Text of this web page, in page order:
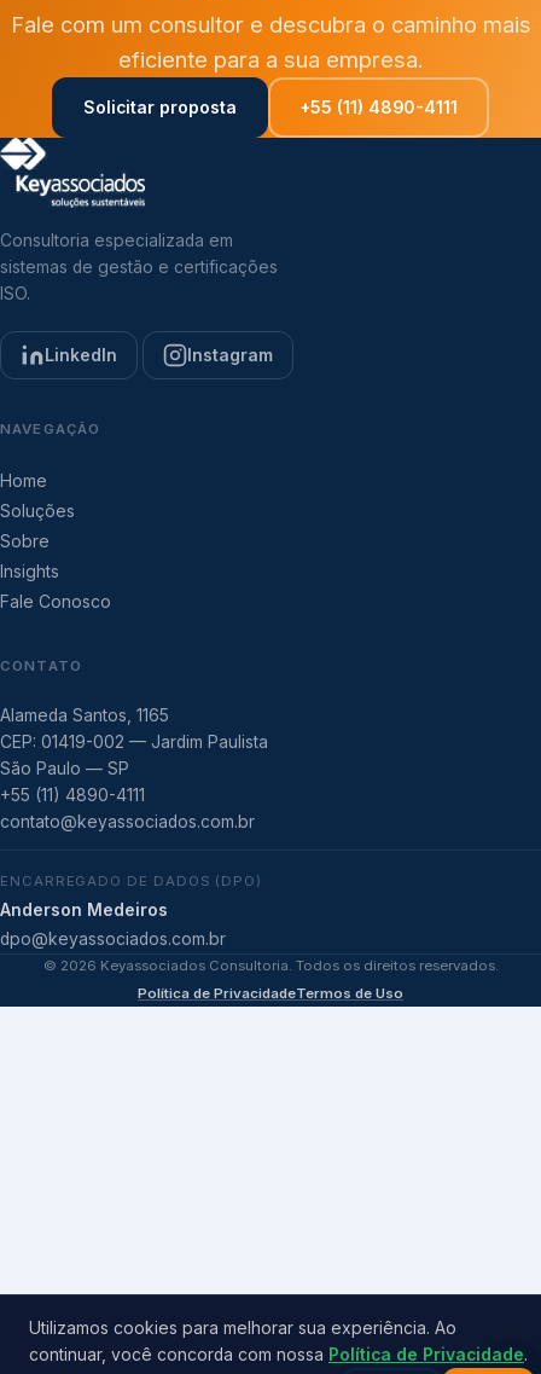
Fale com um consultor e descubra o caminho mais
eficiente para a sua empresa.
Solicitar proposta +55 (11) 4890-4111
Consultoria especializada em
sistemas de gestão e certificações
ISO.
LinkedIn Instagram
NAVEGAÇÃO
Home
Soluções
Sobre
Insights
Fale Conosco
CONTATO
Alameda Santos, 1165
CEP: 01419-002 — Jardim Paulista
São Paulo — SP
+55 (11) 4890-4111
contato@keyassociados.com.br
ENCARREGADO DE DADOS (DPO)
Anderson Medeiros
dpo@keyassociados.com.br
© 2026 Keyassociados Consultoria. Todos os direitos reservados.
Política de PrivacidadeTermos de Uso
Utilizamos cookies para melhorar sua experiência. Ao
continuar, você concorda com nossa Política de Privacidade.